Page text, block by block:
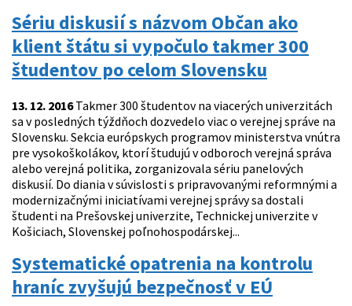
Sériu diskusií s názvom Občan ako
klient štátu si vypočulo takmer 300
študentov po celom Slovensku
13. 12. 2016Takmer 300 študentov na viacerých univerzitách
sa v posledných týždňoch dozvedelo viac o verejnej správe na
Slovensku. Sekcia európskych programov ministerstva vnútra
pre vysokoškolákov, ktorí študujú v odboroch verejná správa
alebo verejná politika, zorganizovala sériu panelových
diskusií. Do diania v súvislosti s pripravovanými reformnými a
modernizačnými iniciatívami verejnej správy sa dostali
študenti na Prešovskej univerzite, Technickej univerzite v
Košiciach, Slovenskej poľnohospodárskej...
Systematické opatrenia na kontrolu
hraníc zvyšujú bezpečnosť v EÚ